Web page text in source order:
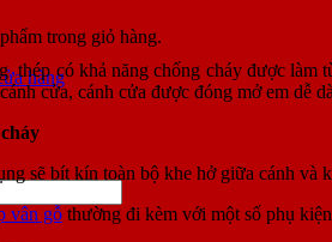
trong giỏ hàng.
hàng
thép có khả năng chống cháy được
cửa, cánh cửa được đóng mở em dễ
sẽ bít kín toàn bộ khe hở giữa cánh
vân gỗ thường đi kèm với một số phụ